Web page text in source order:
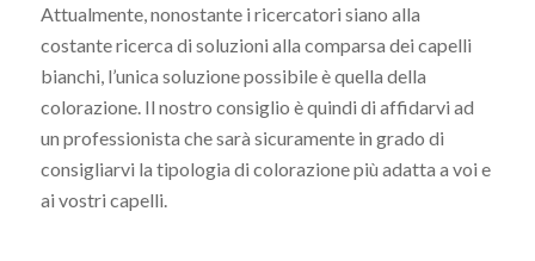
Attualmente, nonostante i ricercatori siano alla
costante ricerca di soluzioni alla comparsa dei capelli
bianchi, l’unica soluzione possibile è quella della
colorazione. Il nostro consiglio è quindi di affidarvi ad
un professionista che sarà sicuramente in grado di
consigliarvi la tipologia di colorazione più adatta a voi e
ai vostri capelli.